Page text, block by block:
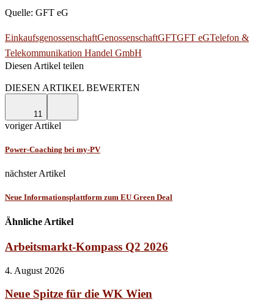
Quelle: GFT eG
EinkaufsgenossenschaftGenossenschaftGFTGFT eGTelefon &
Telekommunikation Handel GmbH
Diesen Artikel teilen
DIESEN ARTIKEL BEWERTEN
11
voriger Artikel
Power-Coaching bei my-PV
nächster Artikel
Neue Informationsplattform zum EU Green Deal
Ähnliche Artikel
Arbeitsmarkt-Kompass Q2 2026
4. August 2026
Neue Spitze für die WK Wien